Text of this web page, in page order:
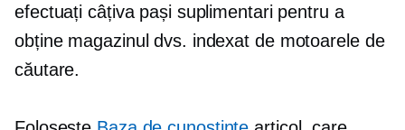
efectuați câțiva pași suplimentari pentru a
obține magazinul dvs. indexat de motoarele de
căutare.